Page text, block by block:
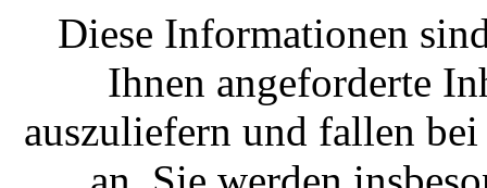
Diese Informationen
Ihnen angeforderte
auszuliefern und fallen